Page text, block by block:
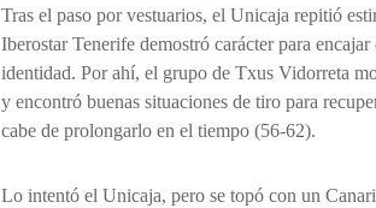
Tras el paso por vestuarios, el Unicaja repitió
Iberostar Tenerife demostró carácter para
identidad. Por ahí, el grupo de Txus Vidorreta
y encontró buenas situaciones de tiro para
cabe de prolongarlo en el tiempo (56-62).
Lo intentó el Unicaja, pero se topó con un